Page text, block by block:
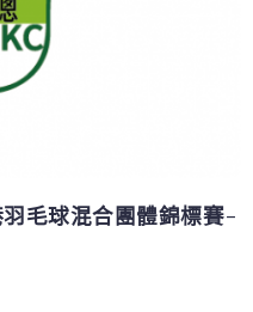
毛球混合團體錦標賽-